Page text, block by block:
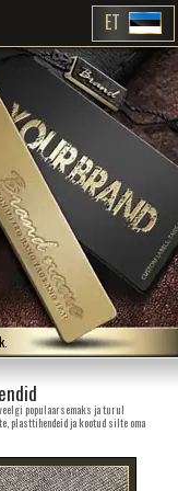
ET
populaarsemaks ja turul
plasttihendeid ja kootud silte oma